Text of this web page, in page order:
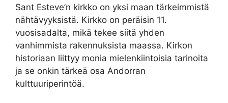
Sant Esteve’n kirkko on yksi maan tärkeimmistä
nähtävyyksistä. Kirkko on peräisin 11.
vuosisadalta, mikä tekee siitä yhden
vanhimmista rakennuksista maassa. Kirkon
historiaan liittyy monia mielenkiintoisia tarinoita
ja se onkin tärkeä osa Andorran
kulttuuriperintöä.